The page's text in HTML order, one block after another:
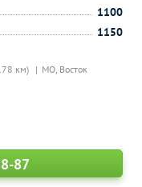
км) МО, Восток
1100
1150
87